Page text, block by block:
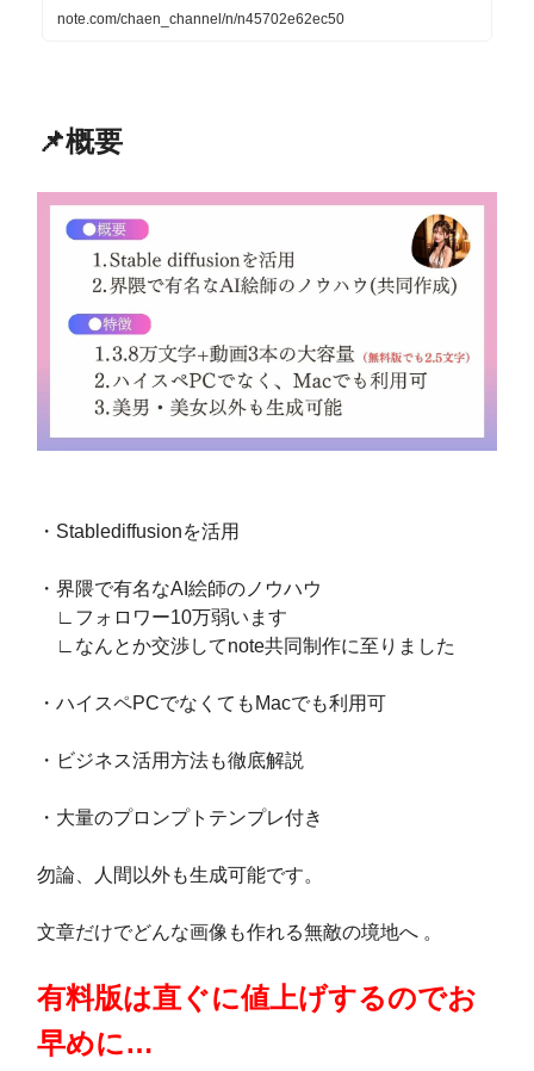
note.com/chaen_channel/n/n45702e62ec50
📌概要
・Stablediffusionを活用
・界隈で有名なAI絵師のノウハウ
∟フォロワー10万弱います
∟なんとか交渉してnote共同制作に至りました
・ハイスペPCでなくてもMacでも利用可
・ビジネス活用方法も徹底解説
・大量のプロンプトテンプレ付き
勿論、人間以外も生成可能です。
文章だけでどんな画像も作れる無敵の境地へ 。
有料版は直ぐに値上げするのでお
早めに…